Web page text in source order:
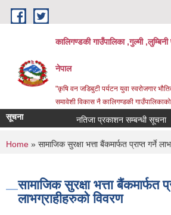
Skip to main content
कालिगण्डकी गाउँपालिका ,गुल्मी
नेपाल
"कृषि वन जडिबुटी पर्यटन युवा स्वरोजगार
समावेशी विकास नै कालिगण्डकी
सूचना नतिजा प्रकाशन सम्बन्धी सूचना
You are here
Home » सामाजिक सुरक्षा भत्ता बैंकमार्फत प्राप्त गर्ने
सामाजिक सुरक्षा भत्ता बैंकमार्फत
लाभग्राहीहरुको विवरण